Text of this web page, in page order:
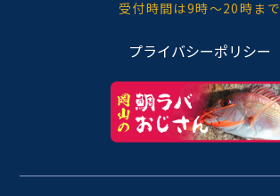
受付時間は9時～20時まで
プライバシーポリシー